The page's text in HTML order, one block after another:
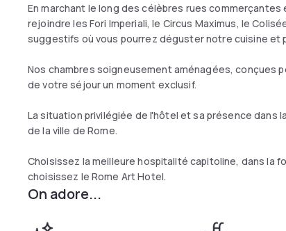
En marchant le long des célèbres rues
rejoindre les Fori Imperiali, le Circus Maximus, le
suggestifs où vous pourrez déguster notre cuisine et
Nos chambres soigneusement aménagées,
de votre séjour un moment exclusif.
La situation privilégiée de l'hôtel et sa présence dans
de la ville de Rome.
Choisissez la meilleure hospitalité capitoline, dans la
choisissez le Rome Art Hotel.
On adore...